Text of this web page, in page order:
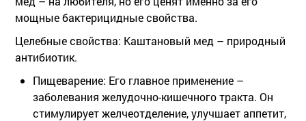
мощные бактерицидные свойства.
Целебные свойства: Каштановый мед – природный
антибиотик.
Пищеварение: Его главное применение –
заболевания желудочно-кишечного тракта. Он
стимулирует желчеотделение, улучшает аппетит,